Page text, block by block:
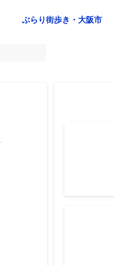
ぶらり街歩き・大阪市